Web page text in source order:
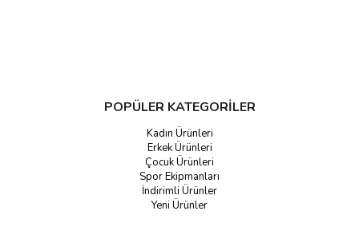
POPÜLER KATEGORİLER
Kadın Ürünleri
Erkek Ürünleri
Çocuk Ürünleri
Spor Ekipmanları
İndirimli Ürünler
Yeni Ürünler